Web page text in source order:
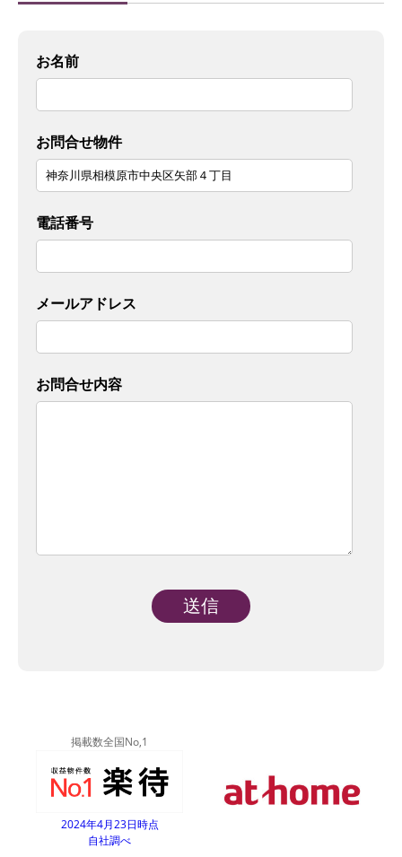
お名前
お問合せ物件
電話番号
メールアドレス
お問合せ内容
掲載数全国No,1
2024年4月23日時点
自社調べ